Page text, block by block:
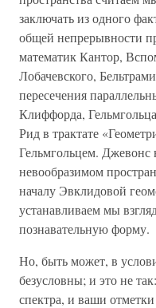
заключать из одного
общей непрерывности
математик Кантор,
Лобачевского,
пересечения
Клиффорда,
Рид в трактате
Гельмгольцем. Джевонс
невообразимом
началу Эвклидовой
устанавливаем мы
познавательную форму.
Но, быть может, в
безусловны; и это не
спектра, и ваши